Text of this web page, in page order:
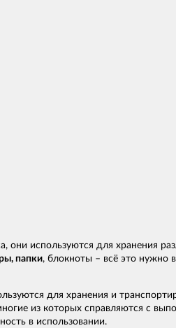
они используются для хранения
папки, блокноты – всё это нужно
для хранения и
из которых справляются с
в использовании.